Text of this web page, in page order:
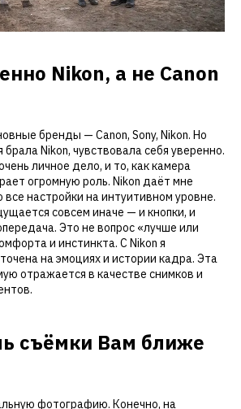
Nikon, а не Canon
бренды — Canon, Sony, Nikon. Но
Nikon, чувствовала себя уверенно.
личное дело, и то, как камера
огромную роль. Nikon даёт мне
все настройки на интуитивном уровне.
совсем иначе — и кнопки, и
Это не вопрос «лучше или
и инстинкта. С Nikon я
на эмоциях и истории кадра. Эта
отражается в качестве снимков и
съёмки Вам ближе
фотографию. Конечно, на